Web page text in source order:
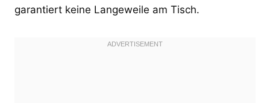
garantiert keine Langeweile am Tisch.